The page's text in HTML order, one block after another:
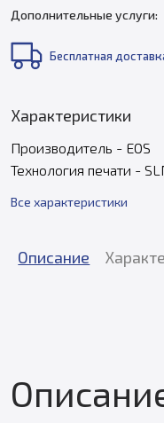
Дополнительные услуги:
Бесплатная
Характеристики
Производитель - EOS
Технология печати -
Все характеристики
Описание